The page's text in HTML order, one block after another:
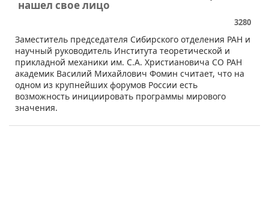
нашел свое лицо
3280
​Заместитель председателя Сибирского отделения РАН и
научный руководитель Института теоретической и
прикладной механики им. С.А. Христиановича СО РАН
академик Василий Михайлович Фомин считает, что на
одном из крупнейших форумов России есть
возможность инициировать программы мирового
значения.